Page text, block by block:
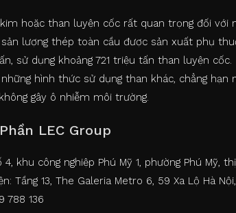
hoặc than luyện cốc rất quan trọng đối
sản lượng thép toàn cầu được sản xuất phụ
sử dụng khoảng 721 triệu tấn than luyện cốc.
những hình thức sử dụng than khác, chẳng
gây ô nhiễm môi trường.
LEC Group
khu công nghiệp Phú Mỹ 1, phường Phú Mỹ,
Tầng 13, The Galeria Metro 6, 59 Xa Lộ Hà
788 136